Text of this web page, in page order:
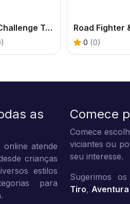
Drift Challenge Turbo Racer
0 (0)
as
atende
crianças
estilos
para
Comece
Comece
viciantes ou
seu interesse.
Sugerimos
Tiro, Aventura